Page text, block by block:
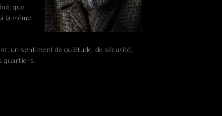
que
la même
un sentiment de quiétude, de sécurité,
quartiers.